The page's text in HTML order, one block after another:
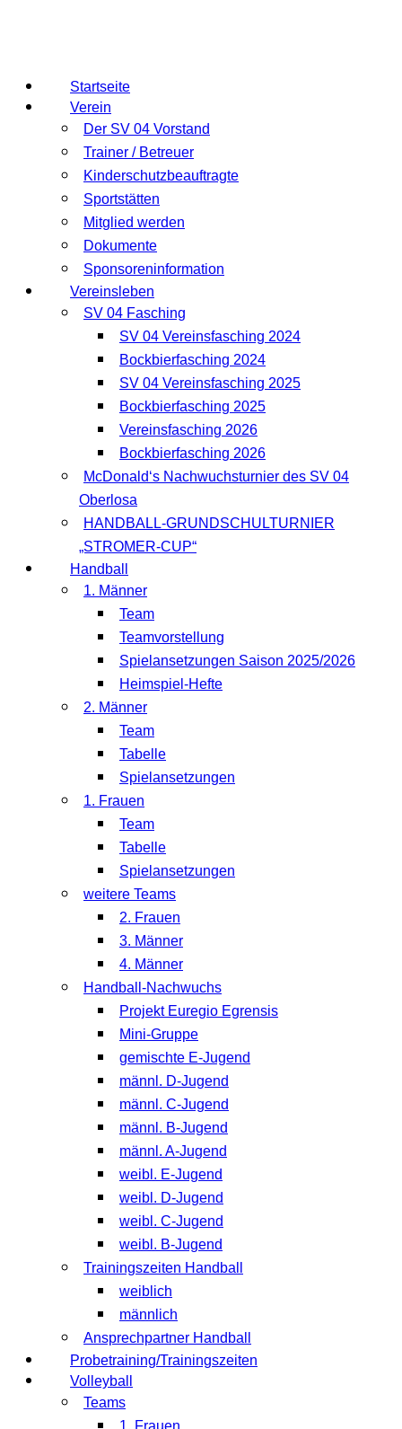
Startseite
Verein
Der SV 04 Vorstand
Trainer / Betreuer
Kinderschutzbeauftragte
Sportstätten
Mitglied werden
Dokumente
Sponsoreninformation
Vereinsleben
SV 04 Fasching
SV 04 Vereinsfasching 2024
Bockbierfasching 2024
SV 04 Vereinsfasching 2025
Bockbierfasching 2025
Vereinsfasching 2026
Bockbierfasching 2026
McDonald‘s Nachwuchsturnier des SV 04
Oberlosa
HANDBALL-GRUNDSCHULTURNIER
„STROMER-CUP“
Handball
1. Männer
Team
Teamvorstellung
Spielansetzungen Saison 2025/2026
Heimspiel-Hefte
2. Männer
Team
Tabelle
Spielansetzungen
1. Frauen
Team
Tabelle
Spielansetzungen
weitere Teams
2. Frauen
3. Männer
4. Männer
Handball-Nachwuchs
Projekt Euregio Egrensis
Mini-Gruppe
gemischte E-Jugend
männl. D-Jugend
männl. C-Jugend
männl. B-Jugend
männl. A-Jugend
weibl. E-Jugend
weibl. D-Jugend
weibl. C-Jugend
weibl. B-Jugend
Trainingszeiten Handball
weiblich
männlich
Ansprechpartner Handball
Probetraining/Trainingszeiten
Volleyball
Teams
1. Frauen